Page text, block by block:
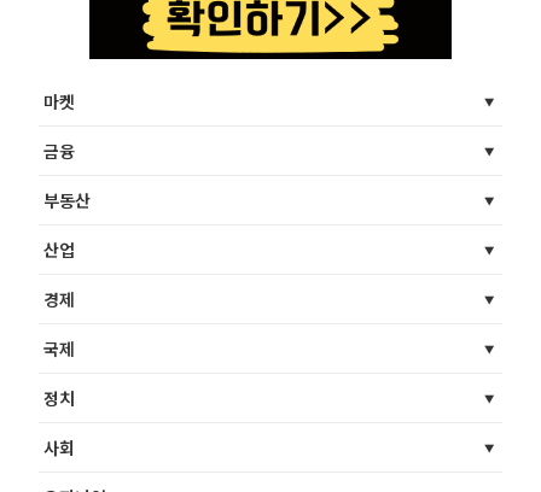
마켓
금융
부동산
산업
경제
국제
정치
사회